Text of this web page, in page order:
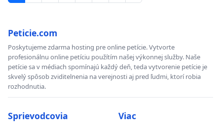
Peticie.com
Poskytujeme zdarma hosting pre online petície. Vytvorte
profesionálnu online petíciu použítím našej výkonnej služby. Naše
petície sa v médiach spomínajú každý deň, teda vytvorenie petície je
skvelý spôsob zviditelnenia na verejnosti aj pred ľudmi, ktorí robia
rozhodnutia.
Sprievodcovia Viac